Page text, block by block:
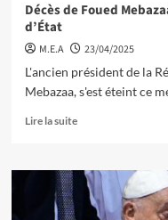
Décès de Foued
d’État
M.E.A
23/04/2025
L'ancien président de la
Mebazaa, s'est éteint ce
Lire la suite